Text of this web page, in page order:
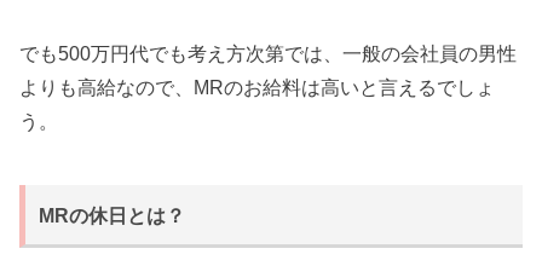
でも500万円代でも考え方次第では、一般の会社員の男性
よりも高給なので、MRのお給料は高いと言えるでしょ
う。
MRの休日とは？